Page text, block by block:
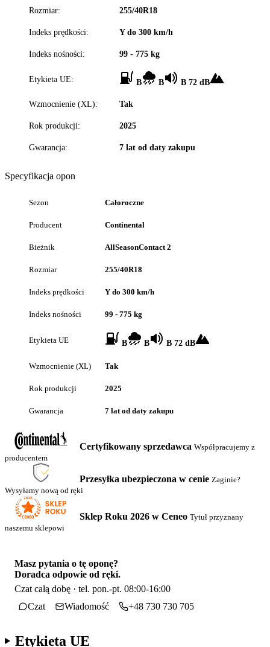
Rozmiar: 255/40R18
Indeks prędkości: Y do 300 km/h
Indeks nośności: 99 - 775 kg
Etykieta UE: B B B 72 dB
Wzmocnienie (XL): Tak
Rok produkcji: 2025
Gwarancja: 7 lat od daty zakupu
Specyfikacja opon
Sezon Całoroczne
Producent Continental
Bieżnik AllSeasonContact 2
Rozmiar 255/40R18
Indeks prędkości Y do 300 km/h
Indeks nośności 99 - 775 kg
Etykieta UE B B B 72 dB
Wzmocnienie (XL) Tak
Rok produkcji 2025
Gwarancja 7 lat od daty zakupu
Certyfikowany sprzedawca Współpracujemy z
producentem
Przesyłka ubezpieczona w cenie Zaginie?
Wysyłamy nową od ręki
Sklep Roku 2026 w Ceneo Tytuł przyznany
naszemu sklepowi
Masz pytania o tę oponę?
Doradca odpowie od ręki.
Czat całą dobę · tel. pon.-pt. 08:00-16:00
Czat
Wiadomość +48 730 730 705
Etykieta UE